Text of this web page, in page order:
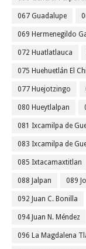
067 Guadalupe
069 Hermenegildo
072 Huatlatlauca
075 Huehuetlán El
077 Huejotzingo
080 Hueytlalpan
081 Ixcamilpa de
083 Ixcamilpa de
085 Ixtacamaxtitlan
088 Jalpan 089
092 Juan C. Bonilla
094 Juan N. Méndez
096 La Magdalena